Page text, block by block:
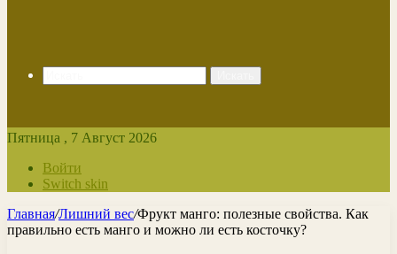
Пятница , 7 Август 2026
Войти
Switch skin
Главная/Лишний вес/Фрукт манго: полезные свойства. Как
правильно есть манго и можно ли есть косточку?